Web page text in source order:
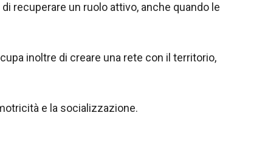
recuperare un ruolo attivo, anche quando le
inoltre di creare una rete con il territorio,
e la socializzazione.